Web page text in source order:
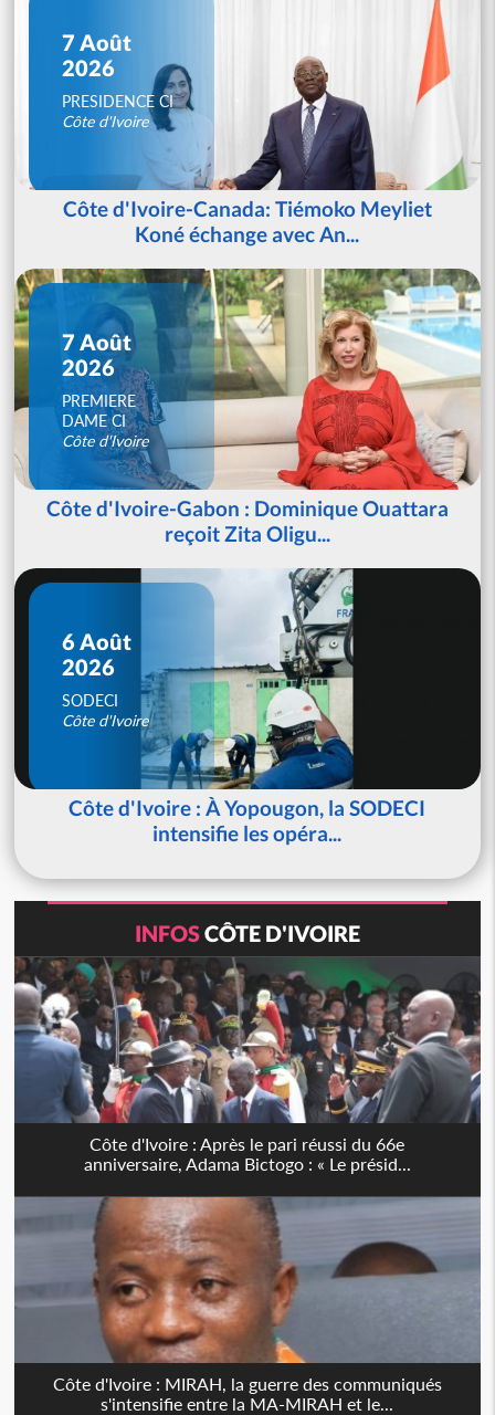
7 Août
2026
PRESIDENCE CI
Côte d'Ivoire
Côte d'Ivoire-Canada: Tiémoko Meyliet
Koné échange avec An...
7 Août
2026
PREMIERE
DAME CI
Côte d'Ivoire
Côte d'Ivoire-Gabon : Dominique Ouattara
reçoit Zita Oligu...
6 Août
2026
SODECI
Côte d'Ivoire
Côte d'Ivoire : À Yopougon, la SODECI
intensifie les opéra...
INFOSCÔTE D'IVOIRE
Côte d'Ivoire : Après le pari réussi du 66e
anniversaire, Adama Bictogo : « Le présid...
Côte d'Ivoire : MIRAH, la guerre des communiqués
s'intensifie entre la MA-MIRAH et le...